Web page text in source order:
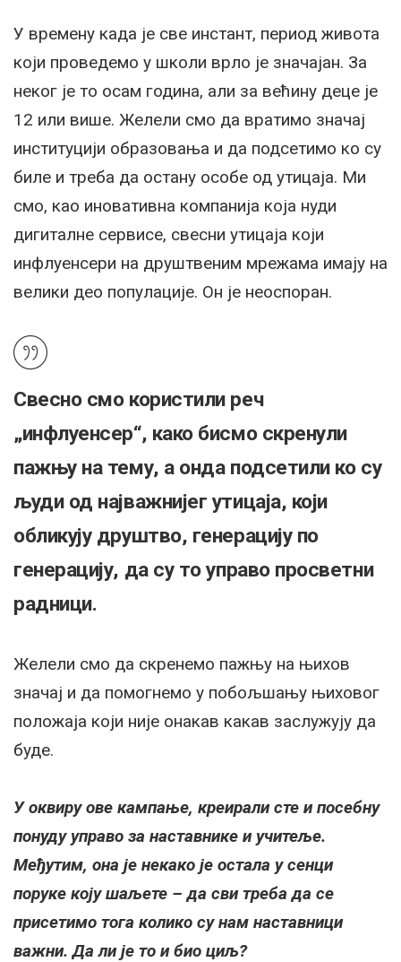
У времену када је све инстант, период живота
који проведемо у школи врло је значајан. За
неког је то осам година, али за већину деце је
12 или више. Желели смо да вратимо значај
институцији образовања и да подсетимо ко су
биле и треба да остану особе од утицаја. Ми
смо, као иновативна компанија која нуди
дигиталне сервисе, свесни утицаја који
инфлуенсери на друштвеним мрежама имају на
велики део популације. Он је неоспоран.
Свесно смо користили реч
„инфлуенсер“, како бисмо скренули
пажњу на тему, а онда подсетили ко су
људи од најважнијег утицаја, који
обликују друштво, генерацију по
генерацију, да су то управо просветни
радници.
Желели смо да скренемо пажњу на њихов
значај и да помогнемо у побољшању њиховог
положаја који није онакав какав заслужују да
буде.
У оквиру ове кампање, креирали сте и посебну
понуду управо за наставнике и учитеље.
Међутим, она је некако је остала у сенци
поруке коју шаљете – да сви треба да се
присетимо тога колико су нам наставници
важни. Да ли је то и био циљ?